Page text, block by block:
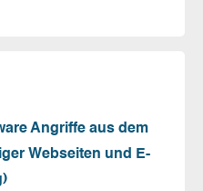
Angriffe aus dem
Webseiten und E-